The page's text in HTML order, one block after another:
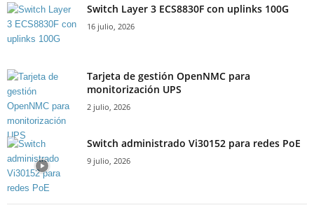
Switch Layer 3 ECS8830F con uplinks 100G
16 julio, 2026
Tarjeta de gestión OpenNMC para
monitorización UPS
2 julio, 2026
Switch administrado Vi30152 para redes PoE
9 julio, 2026